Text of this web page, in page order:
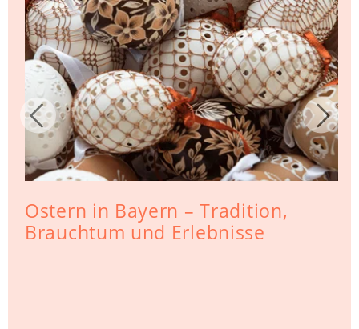
Ostern in Bayern – Tradition,
Brauchtum und Erlebnisse